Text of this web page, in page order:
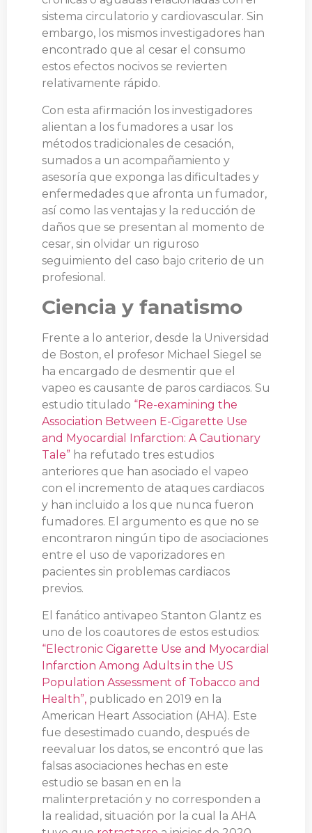
sistema circulatorio y cardiovascular. Sin
embargo, los mismos investigadores han
encontrado que al cesar el consumo
estos efectos nocivos se revierten
relativamente rápido.
Con esta afirmación los investigadores
alientan a los fumadores a usar los
métodos tradicionales de cesación,
sumados a un acompañamiento y
asesoría que exponga las dificultades y
enfermedades que afronta un fumador,
así como las ventajas y la reducción de
daños que se presentan al momento de
cesar, sin olvidar un riguroso
seguimiento del caso bajo criterio de un
profesional.
Ciencia y fanatismo
Frente a lo anterior, desde la Universidad
de Boston, el profesor Michael Siegel se
ha encargado de desmentir que el
vapeo es causante de paros cardiacos. Su
estudio titulado “Re-examining the
Association Between E-Cigarette Use
and Myocardial Infarction: A Cautionary
Tale” ha refutado tres estudios
anteriores que han asociado el vapeo
con el incremento de ataques cardiacos
y han incluido a los que nunca fueron
fumadores. El argumento es que no se
encontraron ningún tipo de asociaciones
entre el uso de vaporizadores en
pacientes sin problemas cardiacos
previos.
El fanático antivapeo Stanton Glantz es
uno de los coautores de estos estudios:
“Electronic Cigarette Use and Myocardial
Infarction Among Adults in the US
Population Assessment of Tobacco and
Health”, publicado en 2019 en la
American Heart Association (AHA). Este
fue desestimado cuando, después de
reevaluar los datos, se encontró que las
falsas asociaciones hechas en este
estudio se basan en en la
malinterpretación y no corresponden a
la realidad, situación por la cual la AHA